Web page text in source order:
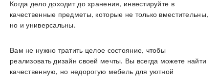
Когда дело доходит до хранения, инвестируйте в
качественные предметы, которые не только вместительны,
но и универсальны.
Вам не нужно тратить целое состояние, чтобы
реализовать дизайн своей мечты. Вы всегда можете найти
качественную, но недорогую мебель для уютной